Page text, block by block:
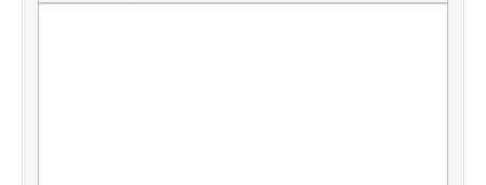
Вставить защищенную ссылку
Вставить смайлик
Вставка скрытого текста
Вставка цитаты
Вставка спойлера